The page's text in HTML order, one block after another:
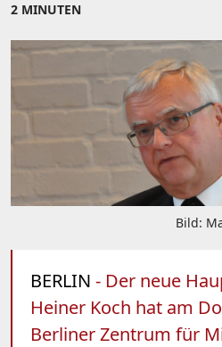
2 MINUTEN
Bild:
BERLIN - Der neue
Heiner Koch hat am
Berliner Zentrum für